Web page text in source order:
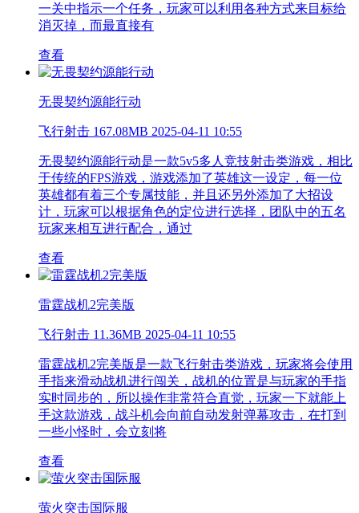
一关中指示一个任务，玩家可以利用各种方式来目标给
消灭掉，而最直接有
查看
无畏契约源能行动
飞行射击 167.08MB 2025-04-11 10:55
无畏契约源能行动是一款5v5多人竞技射击类游戏，相比
于传统的FPS游戏，游戏添加了英雄这一设定，每一位
英雄都有着三个专属技能，并且还另外添加了大招设
计，玩家可以根据角色的定位进行选择，团队中的五名
玩家来相互进行配合，通过
查看
雷霆战机2完美版
飞行射击 11.36MB 2025-04-11 10:55
雷霆战机2完美版是一款飞行射击类游戏，玩家将会使用
手指来滑动战机进行闯关，战机的位置是与玩家的手指
实时同步的，所以操作非常符合直觉，玩家一下就能上
手这款游戏，战斗机会向前自动发射弹幕攻击，在打到
一些小怪时，会立刻将
查看
萤火突击国际服